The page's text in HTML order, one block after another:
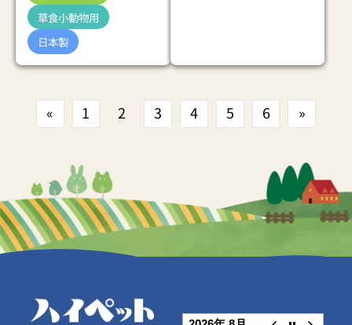
草食小動物用
日本製
« 1 2 3 4 5 6 »